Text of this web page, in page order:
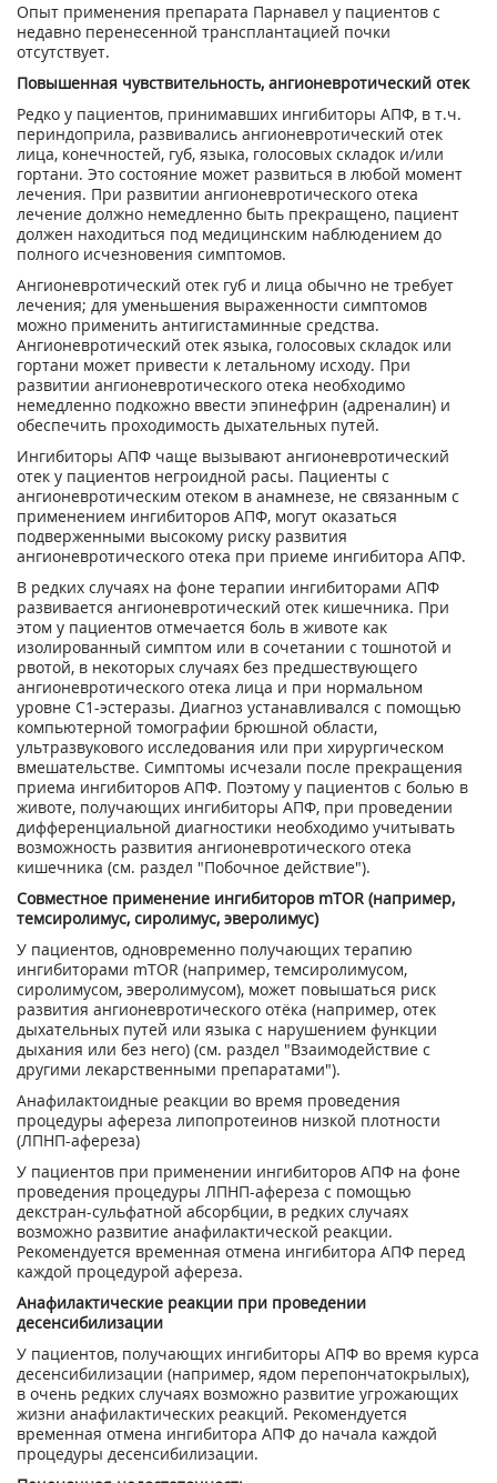
Опыт применения препарата Парнавел у пациентов с
недавно перенесенной трансплантацией почки
отсутствует.
Повышенная чувствительность, ангионевротический отек
Редко у пациентов, принимавших ингибиторы АПФ, в т.ч.
периндоприла, развивались ангионевротический отек
лица, конечностей, губ, языка, голосовых складок и/или
гортани. Это состояние может развиться в любой момент
лечения. При развитии ангионевротического отека
лечение должно немедленно быть прекращено, пациент
должен находиться под медицинским наблюдением до
полного исчезновения симптомов.
Ангионевротический отек губ и лица обычно не требует
лечения; для уменьшения выраженности симптомов
можно применить антигистаминные средства.
Ангионевротический отек языка, голосовых складок или
гортани может привести к летальному исходу. При
развитии ангионевротического отека необходимо
немедленно подкожно ввести эпинефрин (адреналин) и
обеспечить проходимость дыхательных путей.
Ингибиторы АПФ чаще вызывают ангионевротический
отек у пациентов негроидной расы. Пациенты с
ангионевротическим отеком в анамнезе, не связанным с
применением ингибиторов АПФ, могут оказаться
подверженными высокому риску развития
ангионевротического отека при приеме ингибитора АПФ.
В редких случаях на фоне терапии ингибиторами АПФ
развивается ангионевротический отек кишечника. При
этом у пациентов отмечается боль в животе как
изолированный симптом или в сочетании с тошнотой и
рвотой, в некоторых случаях без предшествующего
ангионевротического отека лица и при нормальном
уровне С1-эстеразы. Диагноз устанавливался с помощью
компьютерной томографии брюшной области,
ультразвукового исследования или при хирургическом
вмешательстве. Симптомы исчезали после прекращения
приема ингибиторов АПФ. Поэтому у пациентов с болью в
животе, получающих ингибиторы АПФ, при проведении
дифференциальной диагностики необходимо учитывать
возможность развития ангионевротического отека
кишечника (см. раздел "Побочное действие").
Совместное применение ингибиторов mTOR (например,
темсиролимус, сиролимус, эверолимус)
У пациентов, одновременно получающих терапию
ингибиторами mTOR (например, темсиролимусом,
сиролимусом, эверолимусом), может повышаться риск
развития ангионевротического отёка (например, отек
дыхательных путей или языка с нарушением функции
дыхания или без него) (см. раздел "Взаимодействие с
другими лекарственными препаратами").
Анафилактоидные реакции во время проведения
процедуры афереза липопротеинов низкой плотности
(ЛПНП-афереза)
У пациентов при применении ингибиторов АПФ на фоне
проведения процедуры ЛПНП-афереза с помощью
декстран-сульфатной абсорбции, в редких случаях
возможно развитие анафилактической реакции.
Рекомендуется временная отмена ингибитора АПФ перед
каждой процедурой афереза.
Анафилактические реакции при проведении
десенсибилизации
У пациентов, получающих ингибиторы АПФ во время курса
десенсибилизации (например, ядом перепончатокрылых),
в очень редких случаях возможно развитие угрожающих
жизни анафилактических реакций. Рекомендуется
временная отмена ингибитора АПФ до начала каждой
процедуры десенсибилизации.